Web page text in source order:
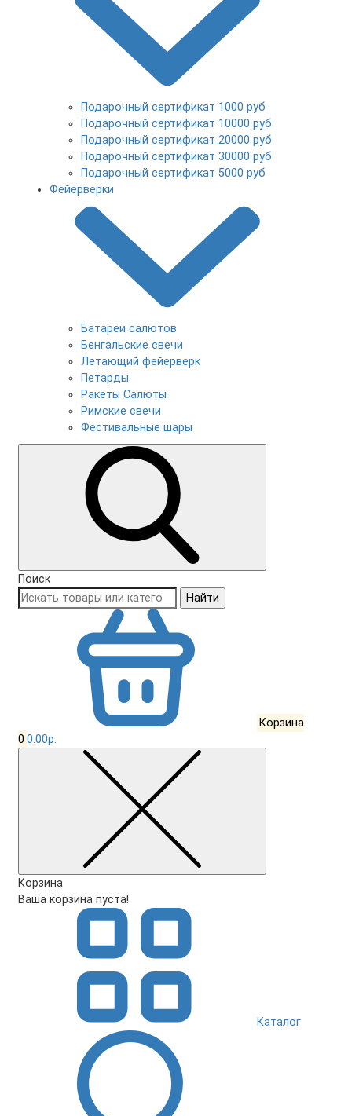
Подарочный сертификат 1000 руб
Подарочный сертификат 10000 руб
Подарочный сертификат 20000 руб
Подарочный сертификат 30000 руб
Подарочный сертификат 5000 руб
Фейерверки
Батареи салютов
Бенгальские свечи
Летающий фейерверк
Петарды
Ракеты Салюты
Римские свечи
Фестивальные шары
Поиск
Найти
Корзина
0 0.00р.
Корзина
Ваша корзина пуста!
Каталог